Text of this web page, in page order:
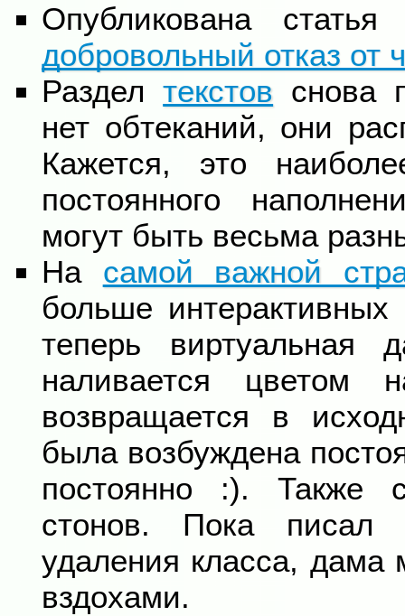
Опубликована
добровольный отказ от
Разделтекстов снова
нет обтеканий, они
Кажется, это
постоянного
могут быть весьма
На самой важной
больше
теперь виртуальная
наливается цветом
возвращается в
была возбуждена
постоянно :). Также
стонов. Пока писал
удаления класса, дама
вздохами.